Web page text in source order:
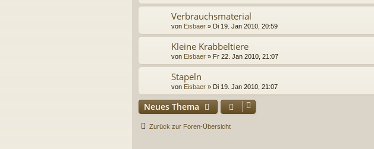
Verbrauchsmaterial
von Eisbaer » Di 19. Jan 2010, 20:59
Kleine Krabbeltiere
von Eisbaer » Fr 22. Jan 2010, 21:07
Stapeln
von Eisbaer » Di 19. Jan 2010, 21:07
Neues Thema
Zurück zur Foren-Übersicht